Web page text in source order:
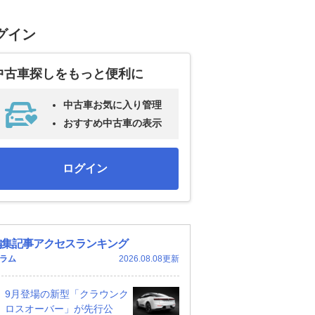
イン
古車探しをもっと便利に
中古車お気に入り管理
おすすめ中古車の表示
ログイン
記事アクセスランキング
ム 2026.08.08更新
9月登場の新型「クラウンク
ロスオーバー」が先行公